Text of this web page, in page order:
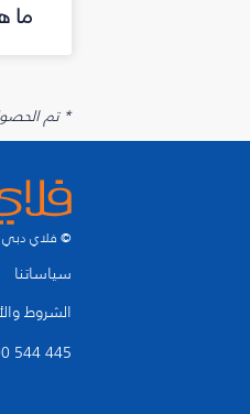
ما
* تم الحصول على جميع
© فلاي دبي 2026. جميع الحقوق محفوظة.
سياساتنا
الشروط
544 445